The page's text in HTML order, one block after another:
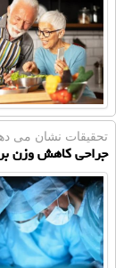
تحقیقات نشان می
جراحی کاهش وزن